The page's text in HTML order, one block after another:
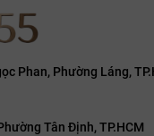
Phan, Phường Láng,
Tân Định, TP.HCM